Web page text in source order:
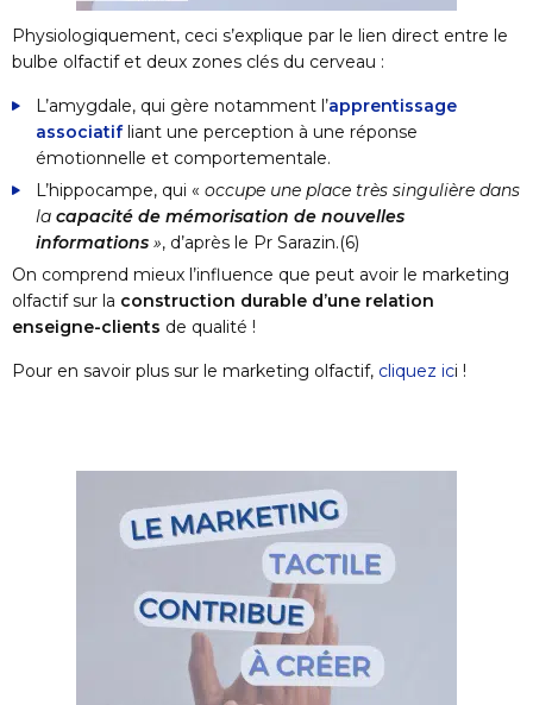
Physiologiquement, ceci s’explique par le lien direct entre le
bulbe olfactif et deux zones clés du cerveau :
L’amygdale, qui gère notamment l’apprentissage
associatifliant une perception à une réponse
émotionnelle et comportementale.
L’hippocampe, qui « occupe une place très singulière dans
la capacité de mémorisation de nouvelles
informations », d’après le Pr Sarazin.(6)
On comprend mieux l’influence que peut avoir le marketing
olfactif sur la construction durable d’une relation
enseigne-clients de qualité !
Pour en savoir plus sur le marketing olfactif, cliquez ici !